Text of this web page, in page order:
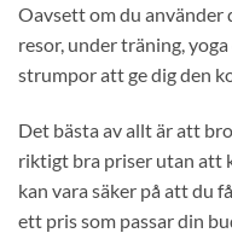
Oavsett om du använder
resor, under träning,
strumpor att ge dig den
Det bästa av allt är att
riktigt bra priser utan att
kan vara säker på att du
ett pris som passar din